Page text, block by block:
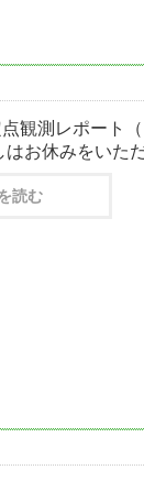
観測レポート
はお休みをいた
読む